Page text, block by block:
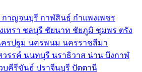
กาญจนบุรี กาฬสินธุ์ กำแพงเพชร
เทรา ชลบุรี ชัยนาท ชัยภูมิ ชุมพร ตรัง
รปฐม นครพนม นครราชสีมา
วรรค์ นนทบุรี นราธิวาส น่าน บึงกาฬ
บคีรีขันธ์ ปราจีนบุรี ปัตตานี